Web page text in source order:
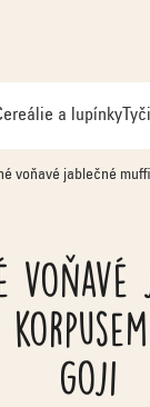
a lupínky
voňavé jablečné
voňavé
goji